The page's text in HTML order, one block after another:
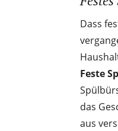
Dass
Feste
das
aus